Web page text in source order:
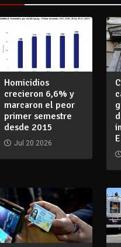
Homicidios
crecieron 6,6% y
marcaron el peor
primer semestre
desde 2015
Jul 20 2026